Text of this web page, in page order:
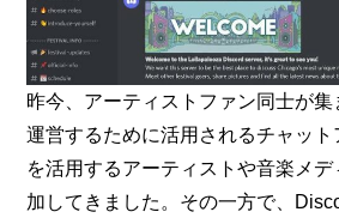
昨今、アーティストファン同士が
運営するために活用されるチャット
を活用するアーティストや音楽メ
加してきました。その一方で、